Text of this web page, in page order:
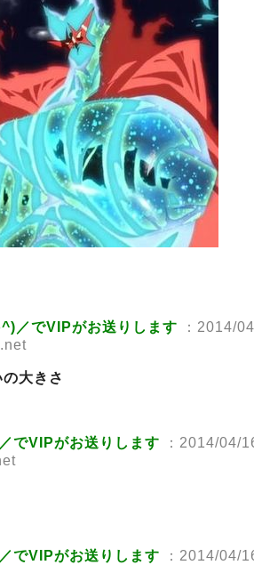
／でVIPがお送りします
：2014/
大きさ
でVIPがお送りします
：2014/04/
でVIPがお送りします
：2014/04/